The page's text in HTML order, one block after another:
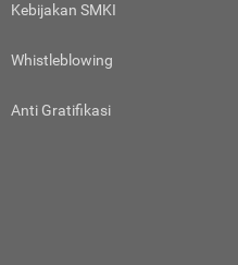
Kebijakan SMKI
Whistleblowing
Anti Gratifikasi